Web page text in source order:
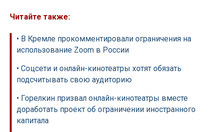
Читайте также:
• В Кремле прокомментировали ограничения на
использование Zoom в России
• Соцсети и онлайн-кинотеатры хотят обязать
подсчитывать свою аудиторию
• Горелкин призвал онлайн-кинотеатры вместе
доработать проект об ограничении иностранного
капитала